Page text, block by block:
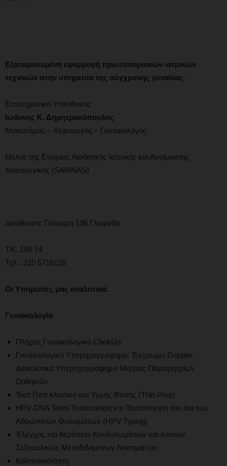
Εξατομικευμένη εφαρμογή πρωτοποριακών ιατρικών
τεχνικών στην υπηρεσία της σύγχρονης γυναίκας.
Επιστημονικά Υπεύθυνος
Ιωάννης Κ. Δημητρακόπουλος
Μαιευτήρας – Χειρουργός – Γυναικολόγος
Μέλος της Εταιρίας Αισθητικής Ιατρικής και Αναίμακτης
Χειρουργικής (SAMNAS)
Διεύθυνση: Γούναρη 196 Γλυφάδα
Τ.Κ. 166 74
Τηλ.: 210 6716126
Οι Υπηρεσίες μας αναλυτικά:
Γυναικολογία
Πλήρες Γυναικολογικό ChekUp.
Γυναικολογικό Υπερηχογράφημα: Έγχρωμο Doppler
Διακολπικό Υπερηχογράφημα Μήτρας Παραμητρίων
Ωοθηκών
Τεστ Παπ κλασικό και Υγρής Φάσης (Thin Prep)
HPV DNA Tests Τυποποίηση και Ταυτοποίηση του Ιού των
Αθρώπινων Θυλωμάτων (HPV Typing)
Έλεγχος και θεραπεία Κονδυλωμάτων και λοιπών
Σεξουαλικώς Μεταδιδόμενων Νοσημάτων
Κολποσκόπηση